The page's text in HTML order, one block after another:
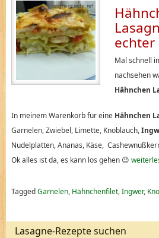
echter
Mal schnell
nachsehen
Hähnchen
In meinem Warenkorb für eine Hähnchen
Garnelen, Zwiebel, Limette, Knoblauch,
Nudelplatten, Ananas, Käse,
Ok alles ist da, es kann los gehen 😉
TaggedGarnelen, Hähnchenfilet,Ingwer,
Lasagne-Rezepte suchen